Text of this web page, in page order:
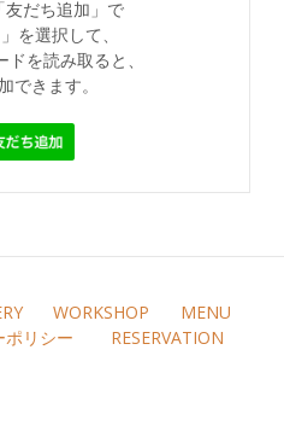
友だち追加」で
を選択して、
を読み取ると、
できます。
WORKSHOP
MENU
ポリシー RESERVATION